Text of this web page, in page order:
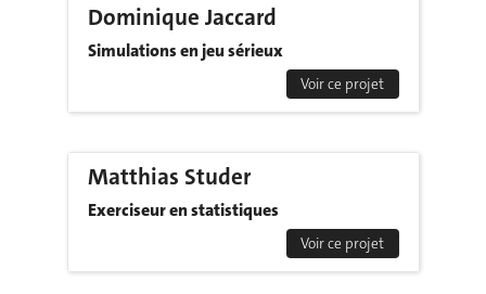
Dominique Jaccard
Simulations en jeu sérieux
Voir ce projet
Matthias Studer
Exerciseur en statistiques
Voir ce projet